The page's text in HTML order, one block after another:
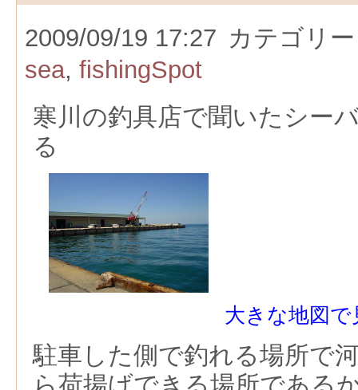
2009/09/19 17:27 カテゴリ
sea, fishingSpot
寒川の釣具店で聞いたシー
る
大きな地図で
駐車した側で釣れる場所で